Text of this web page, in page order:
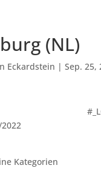
(NL)
Eckardstein | Sep. 25,
Kategorien